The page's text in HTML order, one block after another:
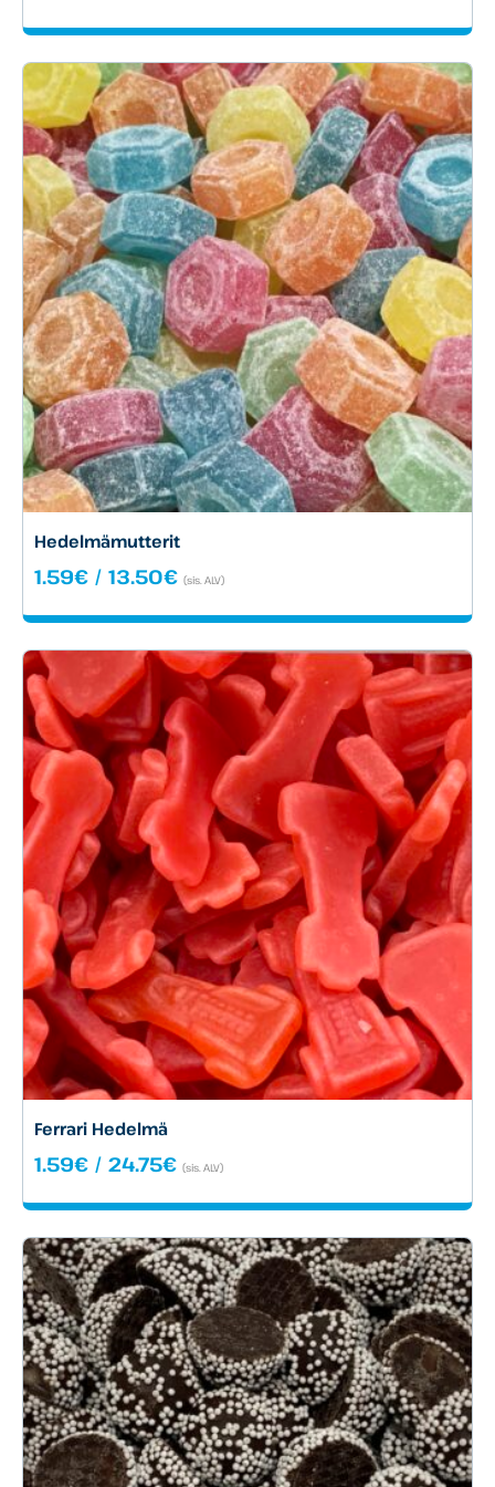
-
Hedelmämutterit
1.59€ / 13.50€Hintaluokka:
-
(sis. ALV)
Ferrari Hedelmä
1.59€ / 24.75€Hintaluokka:
-
(sis. ALV)